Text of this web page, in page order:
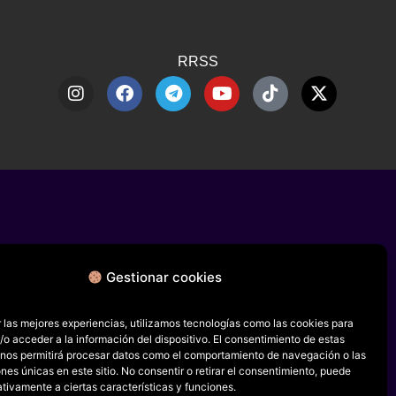
Gestionar cookies
las mejores experiencias, utilizamos tecnologías como las cookies para
o acceder a la información del dispositivo. El consentimiento de estas
permitirá procesar datos como el comportamiento de navegación o las
únicas en este sitio. No consentir o retirar el consentimiento, puede
a ciertas características y funciones.
RRSS